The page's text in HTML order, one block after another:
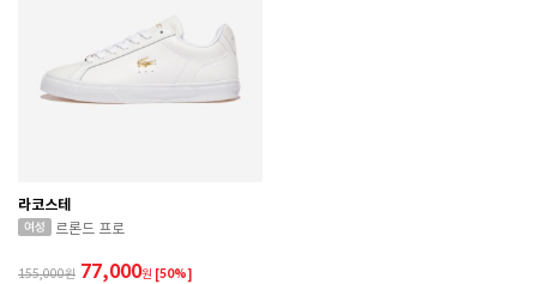
라코스테
르론드 프로
155,000 77,000원 [50%]
ASICS 소비자가 변동 안내